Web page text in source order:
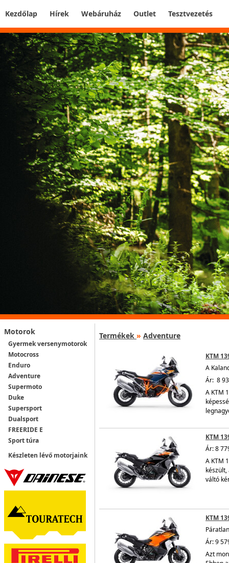
Kezdőlap Hírek Webáruház Outlet Tesztvezetés
Motorok
Gyermek versenymotorok
Motocross
Enduro
Adventure
Supermoto
Duke
Supersport
Dualsport
FREERIDE E
Sport túra
Készleten lévő motorjaink
Termékek » Adventure
KTM
A
Ár: 8
A KTM
KTM
Ár: 8
A KTM
váltó
KTM
Ár: 9
Azt